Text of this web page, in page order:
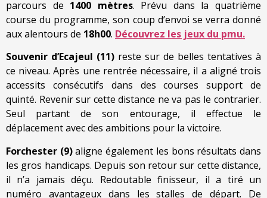
parcours de 1400 mètres. Prévu dans la quatrième
course du programme, son coup d’envoi se verra donné
aux alentours de 18h00. Découvrez les jeux du pmu.
Souvenir d’Ecajeul (11) reste sur de belles tentatives à
ce niveau. Après une rentrée nécessaire, il a aligné trois
accessits consécutifs dans des courses support de
quinté. Revenir sur cette distance ne va pas le contrarier.
Seul partant de son entourage, il effectue le
déplacement avec des ambitions pour la victoire.
Forchester (9)aligne également les bons résultats dans
les gros handicaps. Depuis son retour sur cette distance,
il n’a jamais déçu. Redoutable finisseur, il a tiré un
numéro avantageux dans les stalles de départ. De